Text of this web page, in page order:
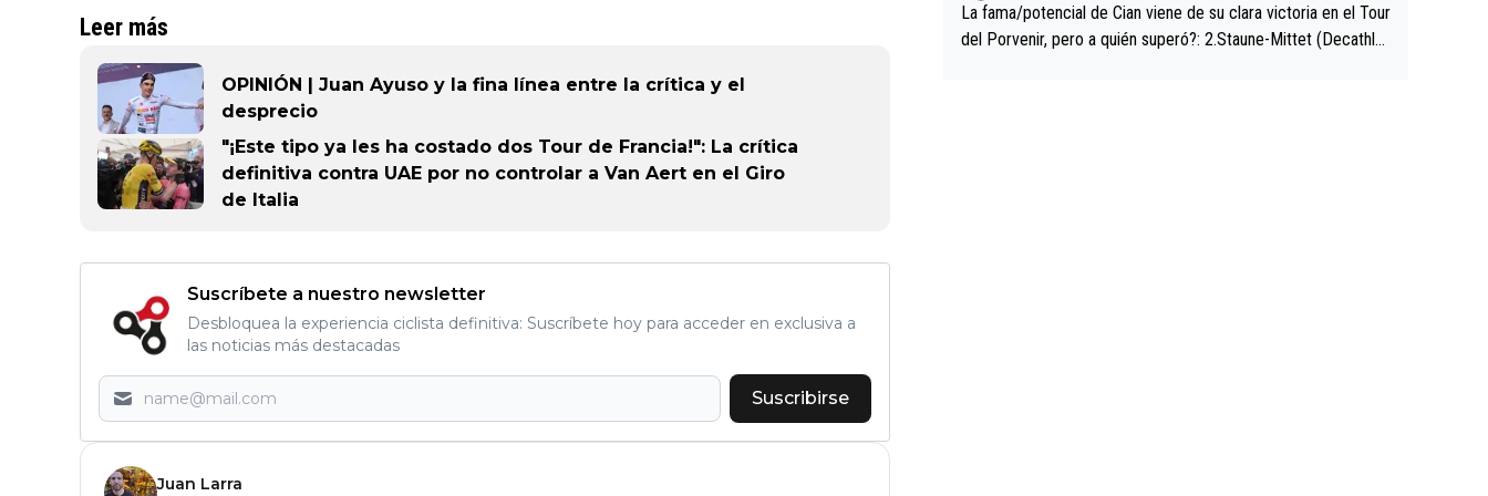
Leer más
OPINIÓN | Juan Ayuso y la fina línea entre la crítica y el
desprecio
"¡Este tipo ya les ha costado dos Tour de Francia!": La crítica
definitiva contra UAE por no controlar a Van Aert en el Giro
de Italia
Suscríbete a nuestro newsletter
Desbloquea la experiencia ciclista definitiva: Suscríbete hoy para acceder en exclusiva a
las noticias más destacadas
Suscribirse
Juan Larra
La fama/potencial de Cian viene de su clara victoria en el Tour
del Porvenir, pero a quién superó?: 2.Staune-Mittet (Decathlo